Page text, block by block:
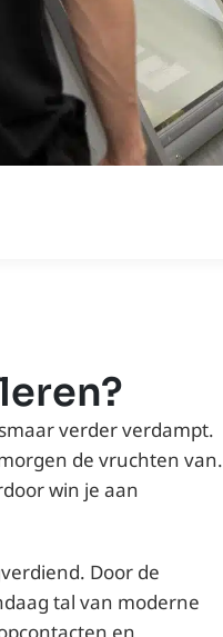
verder verdampt.
de vruchten van.
win je aan
Door de
tal van moderne